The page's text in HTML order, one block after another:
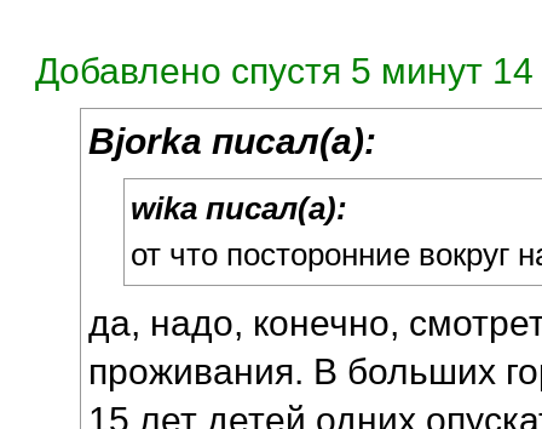
Добавлено спустя 5 минут 14
Bjorka писал(а):
wika писал(а):
от что посторонние вокруг
да, надо, конечно,
проживания. В больших
15 лет детей одних